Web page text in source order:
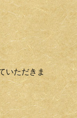
いただきま